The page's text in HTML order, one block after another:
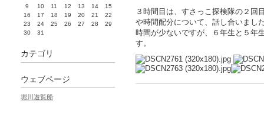
３時間目は、すさっこ探検隊の２回
や時間配分について、話し合いまし
時間が少ないですが、６年生と５年
す。
9
10 11 12 13 14
15
16
17 18 19 20 21
22
23
24 25 26 27 28
29
30
31
カテゴリ
ウェブページ
堀川遊覧船